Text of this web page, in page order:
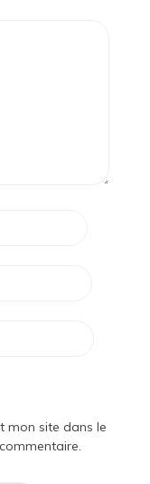
mon site dans le